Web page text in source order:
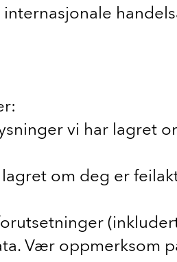
vi har lagret
om deg er
Vær oppmerksom